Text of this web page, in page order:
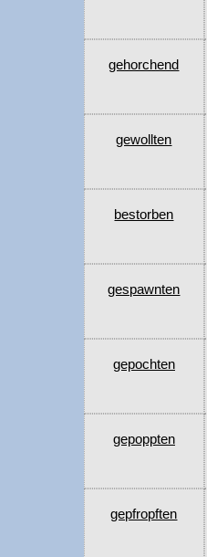
gehorchend
gewollten
bestorben
gespawnten
gepochten
gepoppten
gepfropften